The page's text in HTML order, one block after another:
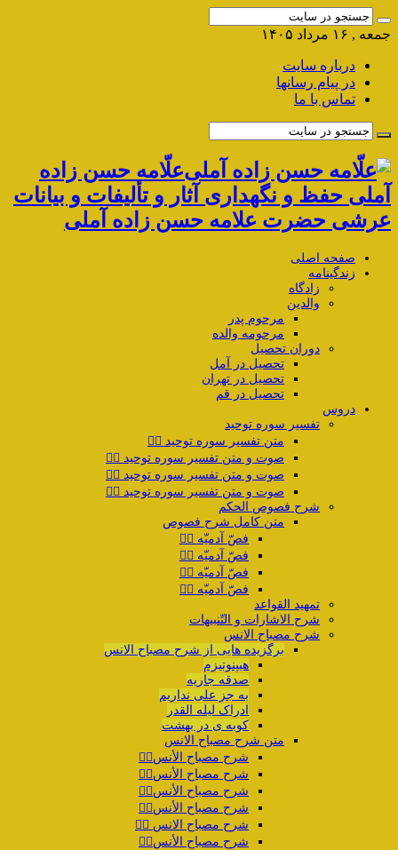
جمعه , ۱۶ مرداد ۱۴۰۵
درباره سایت
در پیام رسانها
تماس با ما
علّامه حسن زاده
آملی حفظ و نگهداری آثار و تألیفات و بیانات
عرشی حضرت علامه حسن زاده آملی
صفحه اصلی
زندگینامه
زادگاه
والدین
مرحوم پدر
مرحومه والده
دوران تحصیل
تحصیل در آمل
تحصیل در تهران
تحصیل در قم
دروس
تفسیر سوره توحید
متن تفسیر سوره توحید ۱️⃣
صوت و متن تفسیر سوره توحید ۲️⃣
صوت و متن تفسیر سوره توحید ۳️⃣
صوت و متن تفسیر سوره توحید ۴️⃣
شرح فصوص الحکم
متن کامل شرح فصوص
فصّ آدمیّه ۱️⃣
فصّ آدمیّه ۲️⃣
فصّ آدمیّه ۳️⃣
فصّ آدمیّه ۴️⃣
تمهید القواعد
شرح الاشارات و التّنبیهات
شرح مصباح الانس
برگزیده هایی از شرح مصباح الانس
هیپنوتیزم
صدقه جاریه
به جز علی نداریم
ادراک لیله القدر
کوبه ی در بهشت
متن شرح مصباح الانس
شرح مصباح الأنس۱️⃣
شرح مصباح الأنس۲️⃣
شرح مصباح الأنس۳️⃣
شرح مصباح الأنس۴️⃣
شرح مصباح الانس ۵️⃣
شرح مصباح الأنس۶️⃣